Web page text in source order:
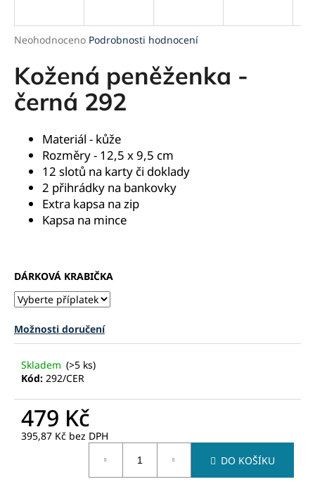
Průměrné
produktu
je
0,0
z
hvězdiček.
Neohodnoceno Podrobnosti hodnocení
Kožená peněženka -
černá 292
Materiál - kůže
Rozměry - 12,5 x 9,5 cm
12 slotů na karty či doklady
2 přihrádky na bankovky
Extra kapsa na zip
Kapsa na mince
DÁRKOVÁ KRABIČKA
Možnosti doručení
Skladem (>5 ks)
Kód: 292/CER
479 Kč
395,87 Kč bez DPH
DO KOŠÍKU
j
t
?
HLEDAT
o
r
u
u
j
e
m
e